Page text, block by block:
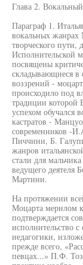
Глава 2.
Параграф 1.
вокальных жанрах
творческого пути,
Исполнительской
посвящены
складывающиеся в
воззрений -
происходило под
традиции которой
успехом обучался
кастратов -
современников -
Пиччини, Б.
жанров
стали для
ведущего деятеля
Мартини.
На протяжении
Моцарта мерилом
подтверждается
исполнительство
иедагогики,
прежде всего,
певцах...» П.Ф.